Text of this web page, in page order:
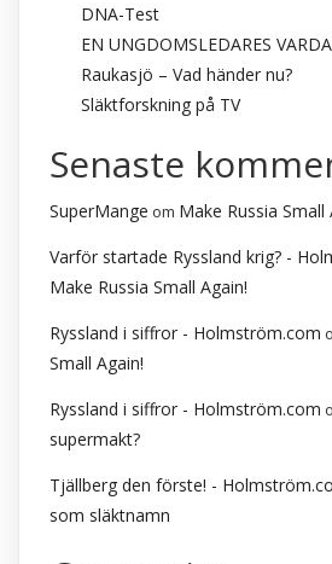
DNA-Test
EN UNGDOMSLEDARES
Raukasjö – Vad händer nu?
Släktforskning på TV
Senaste
SuperMange om Make Russia Small
Varför startade Ryssland krig? -
Make Russia Small Again!
Ryssland i siffror - Holmström.com
Small Again!
Ryssland i siffror - Holmström.com
supermakt?
Tjällberg den förste! -
som släktnamn